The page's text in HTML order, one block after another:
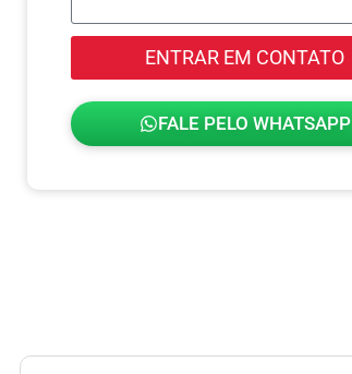
ENTRAR EM CONTATO
FALE PELO WHATSAPP